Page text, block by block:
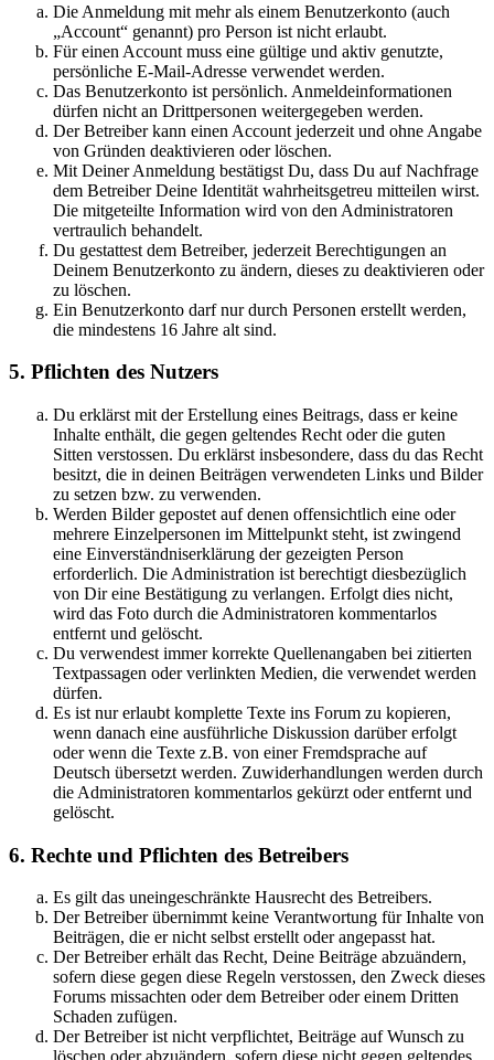
Die Anmeldung mit mehr als einem Benutzerkonto (auch
„Account“ genannt) pro Person ist nicht erlaubt.
Für einen Account muss eine gültige und aktiv genutzte,
persönliche E-Mail-Adresse verwendet werden.
Das Benutzerkonto ist persönlich. Anmeldeinformationen
dürfen nicht an Drittpersonen weitergegeben werden.
Der Betreiber kann einen Account jederzeit und ohne Angabe
von Gründen deaktivieren oder löschen.
Mit Deiner Anmeldung bestätigst Du, dass Du auf Nachfrage
dem Betreiber Deine Identität wahrheitsgetreu mitteilen wirst.
Die mitgeteilte Information wird von den Administratoren
vertraulich behandelt.
Du gestattest dem Betreiber, jederzeit Berechtigungen an
Deinem Benutzerkonto zu ändern, dieses zu deaktivieren oder
zu löschen.
Ein Benutzerkonto darf nur durch Personen erstellt werden,
die mindestens 16 Jahre alt sind.
5. Pflichten des Nutzers
Du erklärst mit der Erstellung eines Beitrags, dass er keine
Inhalte enthält, die gegen geltendes Recht oder die guten
Sitten verstossen. Du erklärst insbesondere, dass du das Recht
besitzt, die in deinen Beiträgen verwendeten Links und Bilder
zu setzen bzw. zu verwenden.
Werden Bilder gepostet auf denen offensichtlich eine oder
mehrere Einzelpersonen im Mittelpunkt steht, ist zwingend
eine Einverständniserklärung der gezeigten Person
erforderlich. Die Administration ist berechtigt diesbezüglich
von Dir eine Bestätigung zu verlangen. Erfolgt dies nicht,
wird das Foto durch die Administratoren kommentarlos
entfernt und gelöscht.
Du verwendest immer korrekte Quellenangaben bei zitierten
Textpassagen oder verlinkten Medien, die verwendet werden
dürfen.
Es ist nur erlaubt komplette Texte ins Forum zu kopieren,
wenn danach eine ausführliche Diskussion darüber erfolgt
oder wenn die Texte z.B. von einer Fremdsprache auf
Deutsch übersetzt werden. Zuwiderhandlungen werden durch
die Administratoren kommentarlos gekürzt oder entfernt und
gelöscht.
6. Rechte und Pflichten des Betreibers
Es gilt das uneingeschränkte Hausrecht des Betreibers.
Der Betreiber übernimmt keine Verantwortung für Inhalte von
Beiträgen, die er nicht selbst erstellt oder angepasst hat.
Der Betreiber erhält das Recht, Deine Beiträge abzuändern,
sofern diese gegen diese Regeln verstossen, den Zweck dieses
Forums missachten oder dem Betreiber oder einem Dritten
Schaden zufügen.
Der Betreiber ist nicht verpflichtet, Beiträge auf Wunsch zu